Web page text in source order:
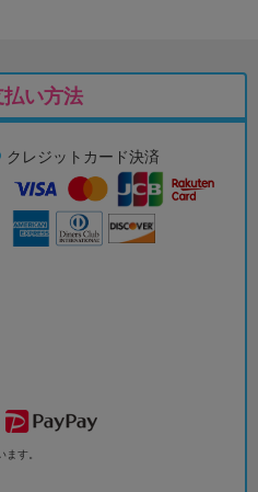
払い方法
クレジットカード決済
す。